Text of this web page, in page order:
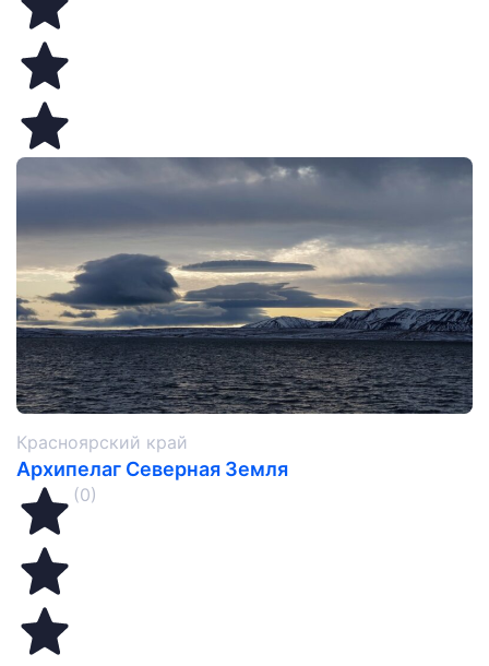
Красноярский край
Архипелаг Северная Земля
(0)